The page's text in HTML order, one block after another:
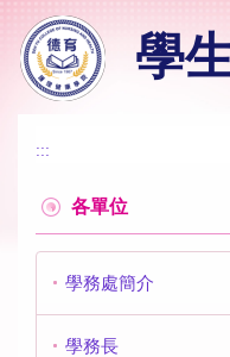
到
主
學
:::
各單位
學務處簡介
學務長